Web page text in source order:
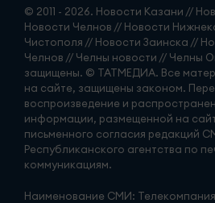
© 2011 - 2026. Новости Казани //
Новости Челнов // Новости
Чистополя // Новости Заинска //
Челнов // Челны новости // Челны
защищены. © ТАТМЕДИА. Все
на сайте, защищены законом.
воспроизведение и
информации, размещенной на
письменного согласия редакций
Республиканского агентства по
коммуникациям.
Наименование СМИ: